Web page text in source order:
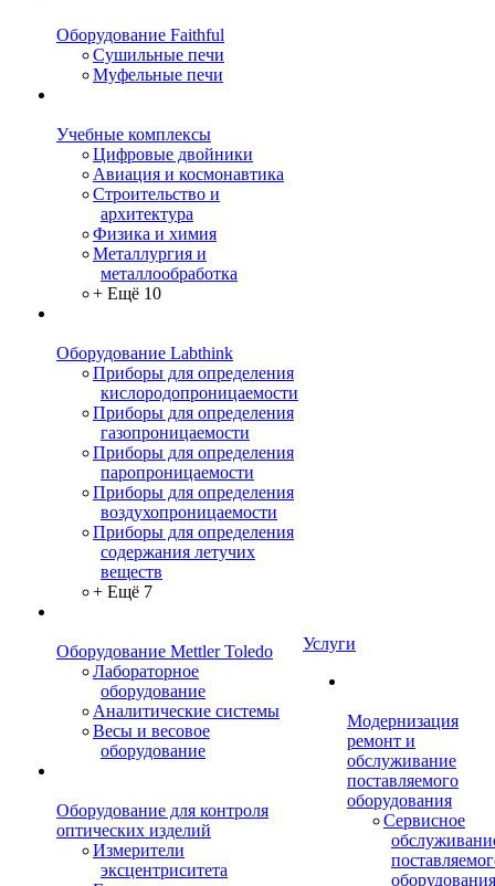
Оборудование Faithful
Сушильные печи
Муфельные печи
Учебные комплексы
Цифровые двойники
Авиация и космонавтика
Строительство и
архитектура
Физика и химия
Металлургия и
металлообработка
+ Ещё 10
Оборудование Labthink
Приборы для определения
кислородопроницаемости
Приборы для определения
газопроницаемости
Приборы для определения
паропроницаемости
Приборы для определения
воздухопроницаемости
Приборы для определения
содержания летучих
веществ
+ Ещё 7
Оборудование Mettler Toledo
Лабораторное
оборудование
Аналитические системы
Весы и весовое
оборудование
Оборудование для контроля
оптических изделий
Измерители
эксцентриситета
Услуги
Модернизация
ремонт и
обслуживание
поставляемого
оборудования
Сервисное
оборудования